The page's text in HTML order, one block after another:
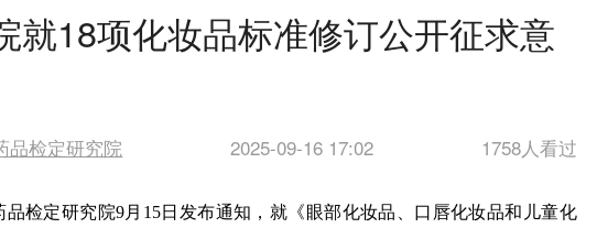
就18项化妆品标准修订公开征求意
品检定研究院 2025-09-16 17:02 1758人看过
品检定研究院9月15日发布通知，就《眼部化妆品、口唇化妆品和儿童化